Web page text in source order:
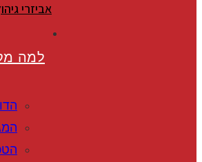
אביזרי
למה